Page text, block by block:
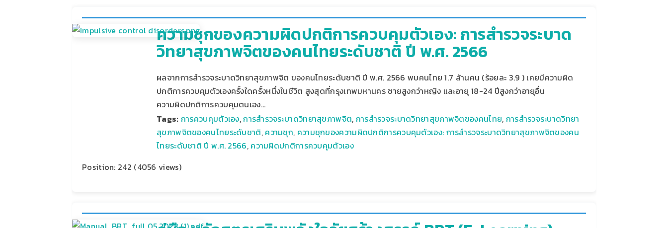
ความชุกของความผิดปกติการควบคุมตัวเอง: การสำรวจระบาด
วิทยาสุขภาพจิตของคนไทยระดับชาติ ปี พ.ศ. 2566
ผลจากการสำรวจระบาดวิทยาสุขภาพจิต ของคนไทยระดับชาติ ปี พ.ศ. 2566 พบคนไทย 1.7 ล้านคน (ร้อยละ 3.9 ) เคยมีความผิด
ปกติการควบคุมตัวเองครั้งใดครั้งหนึ่งในชีวิต สูงสุดที่กรุงเทพมหานคร ชายสูงกว่าหญิง และอายุ 18-24 ปีสูงกว่าอายุอื่น
ความผิดปกติการควบคุมตนเอง…
Tags: การควบคุมตัวเอง,การสำรวจระบาดวิทยาสุขภาพจิต, การสำรวจระบาดวิทยาสุขภาพจิตของคนไทย, การสำรวจระบาดวิทยา
สุขภาพจิตของคนไทยระดับชาติ, ความชุก, ความชุกของความผิดปกติการควบคุมตัวเอง: การสำรวจระบาดวิทยาสุขภาพจิตของคน
ไทยระดับชาติ ปี พ.ศ. 2566, ความผิดปกติการควบคุมตัวเอง
Position: 242 (4056 views)